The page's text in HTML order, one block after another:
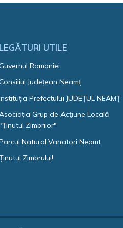
LEGĂTURI UTILE
Romaniei
Județean Neamț
Prefectului JUDEȚUL NEAMȚ
Grup de Acţiune Locală
Zimbrilor"
Natural Vanatori Neamt
Zimbrului!